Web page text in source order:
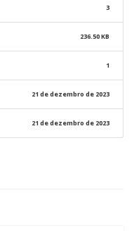
3
236.50 KB
1
21 de dezembro de 2023
21 de dezembro de 2023